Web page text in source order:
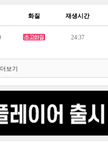
화질 재생시간
24:37
더보기